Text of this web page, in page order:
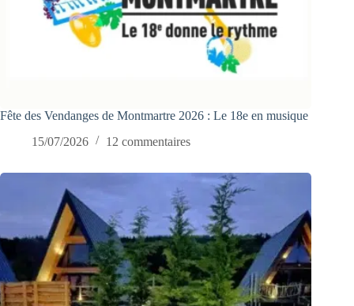
Fête des Vendanges de Montmartre 2026 : Le 18e en musique
15/07/2026
12 commentaires